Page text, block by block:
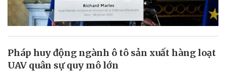
Pháp huy động ngành ô tô sản xuất hàng loạt
UAV quân sự quy mô lớn